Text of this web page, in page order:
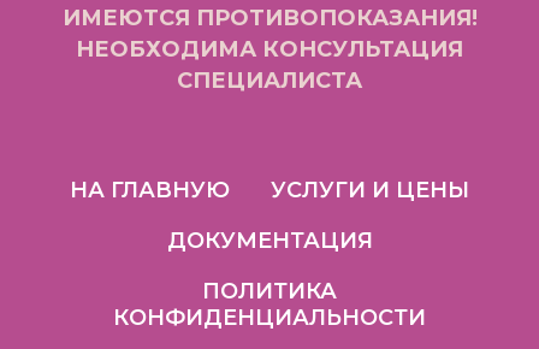
ИМЕЮТСЯ ПРОТИВОПОКАЗАНИЯ!
НЕОБХОДИМА КОНСУЛЬТАЦИЯ
СПЕЦИАЛИСТА
НА ГЛАВНУЮ
УСЛУГИ И ЦЕНЫ
ДОКУМЕНТАЦИЯ
ПОЛИТИКА
КОНФИДЕНЦИАЛЬНОСТИ